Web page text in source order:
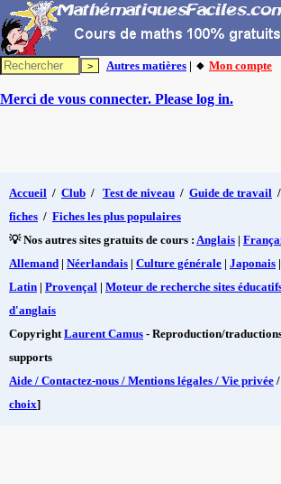
Autres matières | 🔸 Mon compte
Merci de vous connecter. Please log in.
Accueil / Club / Test de niveau / Guide de travail /
fiches / Fiches les plus populaires
💡 Nos autres sites gratuits de cours : Anglais |
Allemand | Néerlandais | Culture générale | Japonais |
Latin | Provençal | Moteur de recherche sites
d'anglais
CopyrightLaurent Camus - Reproduction/
supports
Aide / Contactez-nous / Mentions légales / Vie privée /
choix]